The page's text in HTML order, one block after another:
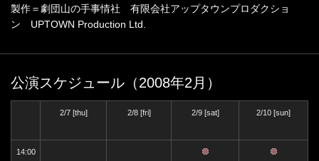
製作＝劇団山の手事情社 有限会社アップタウンプロダクショ
ン UPTOWN Production Ltd.
公演スケジュール（2008年2月）
2/7 [thu] 2/8 [fri] 2/9 [sat] 2/10 [sun]
14:00